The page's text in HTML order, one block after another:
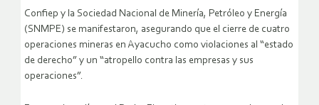
Confiep y la Sociedad Nacional de Minería, Petróleo y Energía
(SNMPE) se manifestaron, asegurando que el cierre de cuatro
operaciones mineras en Ayacucho como violaciones al “estado
de derecho” y un “atropello contra las empresas y sus
operaciones”.